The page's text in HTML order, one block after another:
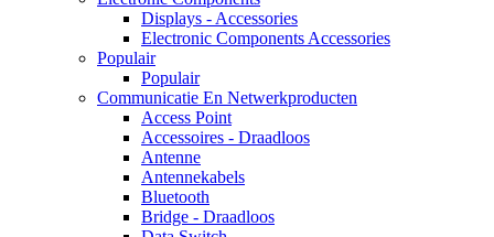
Displays - Accessories
Electronic Components Accessories
Populair
Populair
Communicatie En Netwerkproducten
Access Point
Accessoires - Draadloos
Antenne
Antennekabels
Bluetooth
Bridge - Draadloos